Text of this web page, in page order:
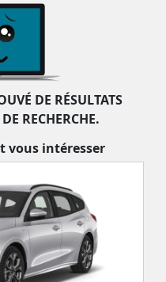
DE RÉSULTATS
RECHERCHE.
vous intéresser